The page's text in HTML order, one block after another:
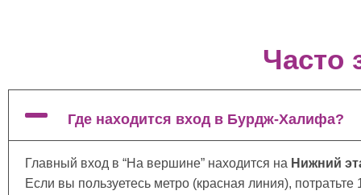
Часто
Где находится вход в Бурдж-Халифа?
Главный вход в “На вершине” находится на Нижний
Если вы пользуетесь метро (красная линия),